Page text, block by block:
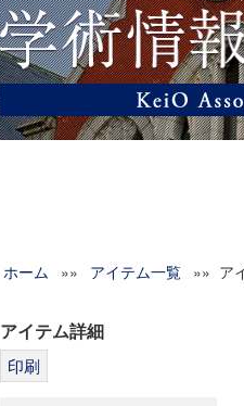
ホーム »» アイテム一覧 »» ア
アイテム詳細